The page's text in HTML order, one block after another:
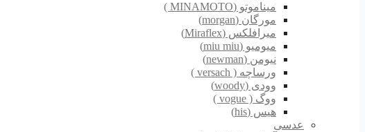
میناموتو (MINAMOTO )
مورگان (morgan)
میرافلکس (Miraflex)
میومیو (miu miu)
نیومن (newman)
ورساچه ( versach )
وودی (woody)
ووگ ( vogue )
هیس (his)
عدسی